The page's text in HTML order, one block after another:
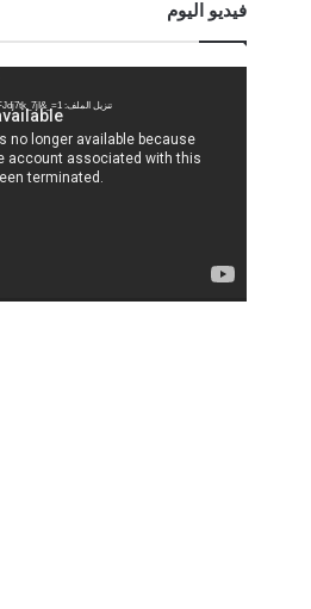
فيديو اليوم
تنزيل الملف: https://www.youtube.com/watch?v=FJdj7tk_7jI&_=1